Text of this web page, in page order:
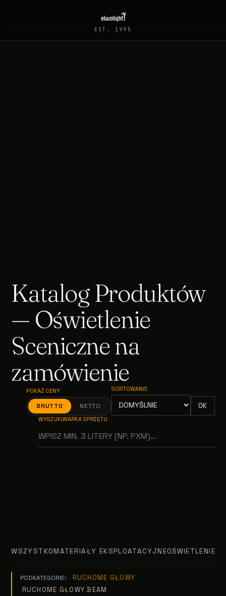
EST. 1995
Katalog Produktów
— Oświetlenie
Sceniczne na
zamówienie
POKAŻ CENY
BRUTTO NETTO
SORTOWANIE
OK
WYSZUKIWARKA SPRZĘTU
WSZYSTKOMATERIAŁY EKSPLOATACYJNEOŚWIETLENIE
PODKATEGORIE:
RUCHOME GŁOWY
RUCHOME GŁOWY BEAM